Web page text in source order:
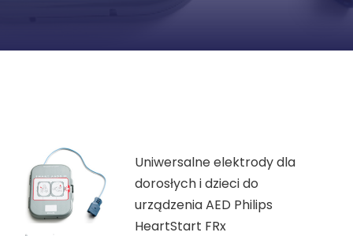
Uniwersalne elektrody dla
dorosłych i dzieci do
urządzenia AED Philips
HeartStart FRx